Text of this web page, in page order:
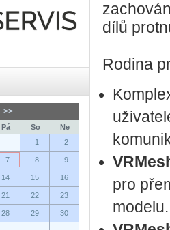
>>
Pá So
Ne
1
2
7 8 9
14 15 16
21 22 23
28 29 30
dílů
Rodina
pro
modelu.